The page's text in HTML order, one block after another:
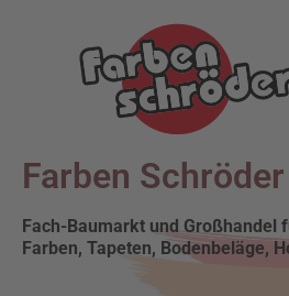
Farben
Fach-Baumarkt und Großhandel
Farben, Tapeten, Bodenbeläge,